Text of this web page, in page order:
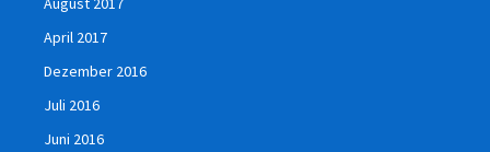
April 2017
Dezember 2016
Juli 2016
Juni 2016